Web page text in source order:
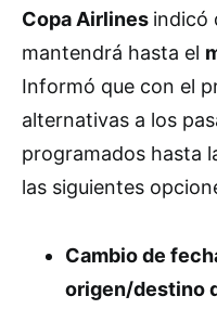
Copa Airlines indicó
mantendrá hasta el
Informó que con el
alternativas a los
programados hasta
las siguientes
Cambio de
origen/destino